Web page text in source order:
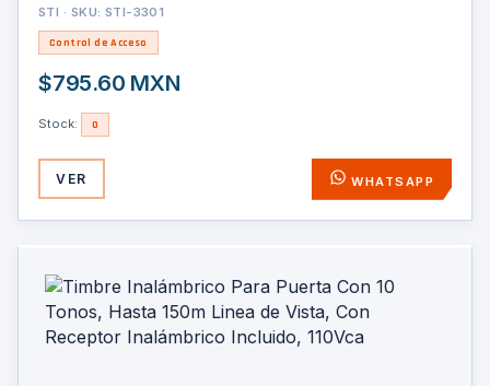
STI · SKU: STI-3301
Control de Acceso
$795.60 MXN
Stock: 0
VER WHATSAPP